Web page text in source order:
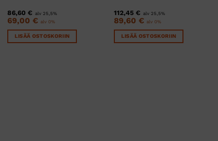
86,60 € alv 25,5%
69,00 € alv 0%
LISÄÄ OSTOSKORIIN
112,45 € alv 25,5%
89,60 € alv 0%
LISÄÄ OSTOSKORIIN